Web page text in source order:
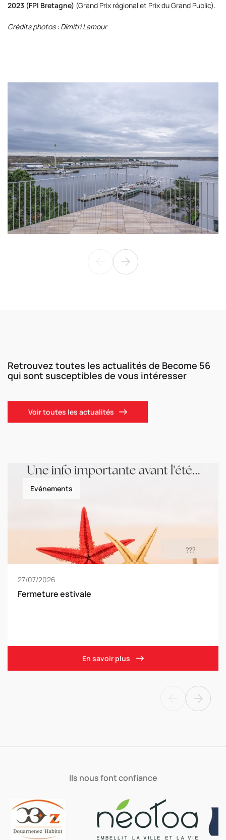
2023 (FPI Bretagne) (Grand Prix régional et Prix du Grand Public).
Crédits photos :Dimitri Lamour
Retrouvez toutes les actualités de Become 56
qui sont susceptibles de vous intéresser
Voir toutes les actualités
Evénements
27/07/2026
Fermeture estivale
En savoir plus
Ils nous font confiance